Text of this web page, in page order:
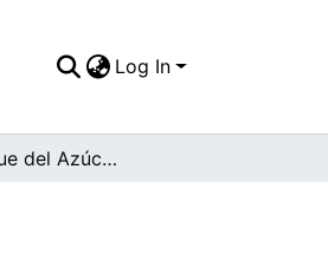
Log In
Interior Parque del Azúcar de Palmira